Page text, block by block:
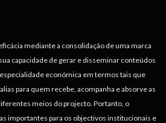
mediante a consolidação de uma marca
capacidade de gerar e disseminar conteúdos
económica em termos tais que
para quem recebe, acompanha e absorve as
meios do projecto. Portanto, o
importantes para os objectivos institucionais e